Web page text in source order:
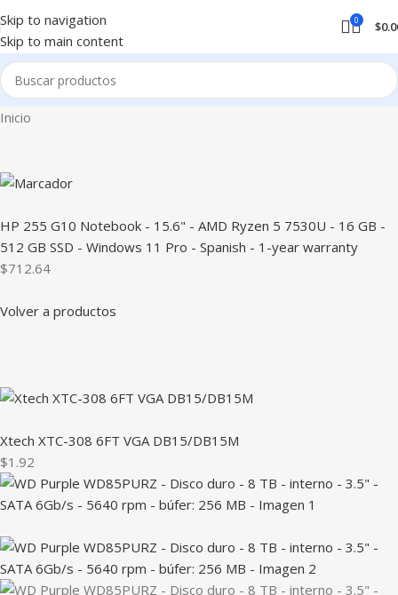
Skip to navigation
Skip to main content
0 $
Inicio
HP 255 G10 Notebook - 15.6" - AMD Ryzen 5 7530U - 16 GB -
512 GB SSD - Windows 11 Pro - Spanish - 1-year warranty
$712.64
Volver a productos
Xtech XTC-308 6FT VGA DB15/DB15M
$1.92